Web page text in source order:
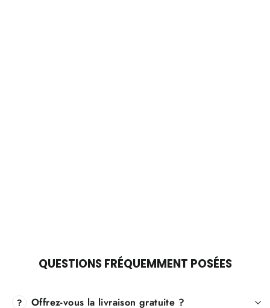
QUESTIONS FRÉQUEMMENT POSÉES
? Offrez-vous la livraison gratuite ?